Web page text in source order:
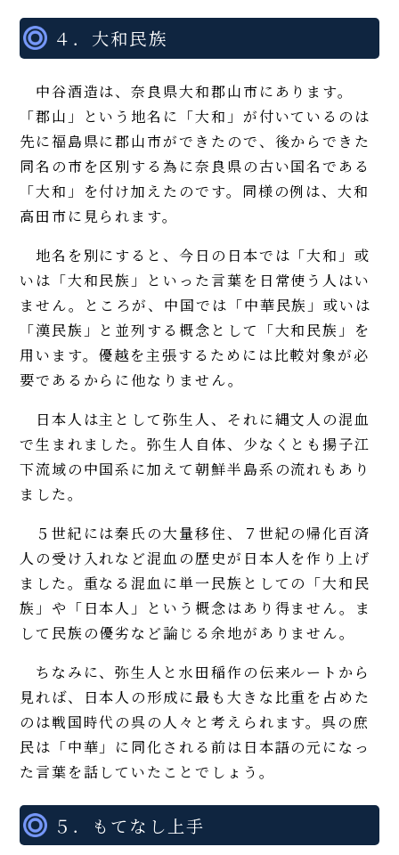
４．大和民族
中谷酒造は、奈良県大和郡山市にあります。
「郡山」という地名に「大和」が付いているのは
先に福島県に郡山市ができたので、後からできた
同名の市を区別する為に奈良県の古い国名である
「大和」を付け加えたのです。同様の例は、大和
高田市に見られます。
地名を別にすると、今日の日本では「大和」或
いは「大和民族」といった言葉を日常使う人はい
ません。ところが、中国では「中華民族」或いは
「漢民族」と並列する概念として「大和民族」を
用います。優越を主張するためには比較対象が必
要であるからに他なりません。
日本人は主として弥生人、それに縄文人の混血
で生まれました。弥生人自体、少なくとも揚子江
下流域の中国系に加えて朝鮮半島系の流れもあり
ました。
５世紀には秦氏の大量移住、７世紀の帰化百済
人の受け入れなど混血の歴史が日本人を作り上げ
ました。重なる混血に単一民族としての「大和民
族」や「日本人」という概念はあり得ません。ま
して民族の優劣など論じる余地がありません。
ちなみに、弥生人と水田稲作の伝来ルートから
見れば、日本人の形成に最も大きな比重を占めた
のは戦国時代の呉の人々と考えられます。呉の庶
民は「中華」に同化される前は日本語の元になっ
た言葉を話していたことでしょう。
５．もてなし上手